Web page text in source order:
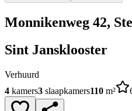
Monnikenweg 42,
Sint Jansklooster
Verhuurd
4 kamers3 slaapkamers110 m²